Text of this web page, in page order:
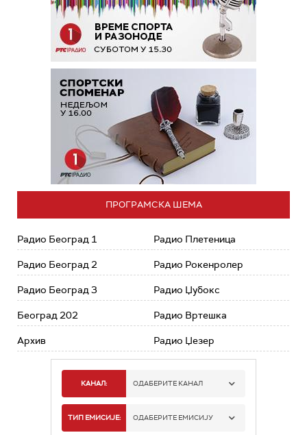
ПРОГРАМСКА ШЕМА
Радио Београд 1
Радио Београд 2
Радио Београд 3
Београд 202
Архив
Радио Плетеница
Радио Рокенролер
Радио Џубокс
Радио Вртешка
Радио Џезер
КАНАЛ: ОДАБЕРИТЕ КАНАЛ
РАДИО БЕОГРАД 1
ТИП ЕМИСИЈЕ: ОДАБЕРИТЕ ЕМИСИЈУ